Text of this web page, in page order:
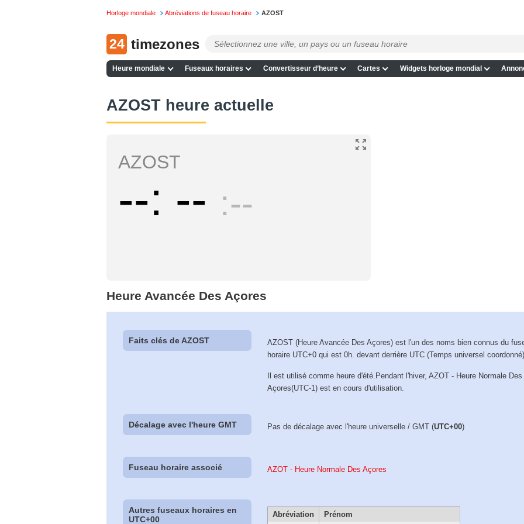
Horloge mondiale Abréviations de fuseau horaire AZOST
24 timezones
Heure mondiale Fuseaux horaires Convertisseur d’heure Cartes Widgets horloge mondial
AZOST heure actuelle
AZOST
-- -- --
Heure Avancée Des Açores
Faits clés de AZOST
AZOST (Heure Avancée Des Açores) est l'un des noms bien connus du
horaire UTC+0 qui est 0h. devant derrière UTC (Temps universel
Il est utilisé comme heure d'été.Pendant l'hiver, AZOT - Heure Normale Des
Açores(UTC-1) est en cours d'utilisation.
Décalage avec l'heure GMT Pas de décalage avec l'heure universelle / GMT (UTC+00)
Fuseau horaire associé AZOT - Heure Normale Des Açores
Autres fuseaux horaires en
UTC+00
Abréviation Prénom